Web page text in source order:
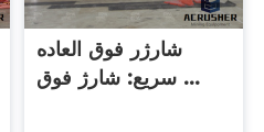
شارژر فوق العاده
سریع: شارژ فوق ...